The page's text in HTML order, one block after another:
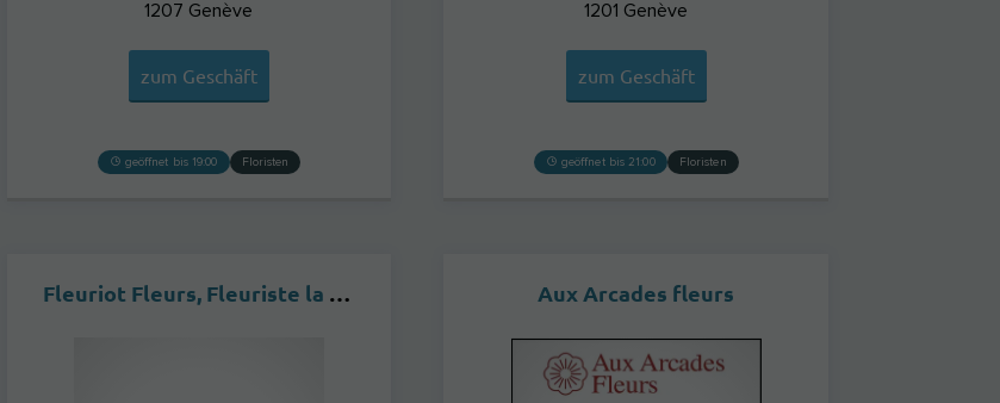
1207 Genève
zum Geschäft
geöffnet bis 19:00 Floristen
1201 Genève
zum Geschäft
geöffnet bis 21:00 Floristen
Fleuriot Fleurs, Fleuriste la Corraterie Aux Arcades fleurs